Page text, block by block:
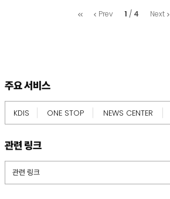
처
Prev 1 4 Next
주요 서비스
KDIS ONE STOP NEWS CENTER
관련 링크
관련 링크